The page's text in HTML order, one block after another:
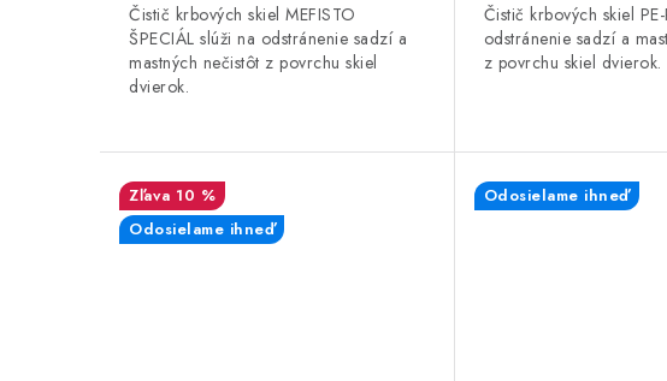
Čistič krbových skiel MEFISTO
ŠPECIÁL slúži na odstránenie sadzí a
mastných nečistôt z povrchu skiel
dvierok.
Čistič krbových skiel
odstránenie sadzí a
z povrchu skiel dvierok.
10 %
Odosielame ihneď
Odosielame ihneď